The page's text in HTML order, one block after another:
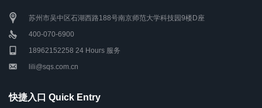
苏州市吴中区石湖西路188号南京师范大学科技园9楼D座
400-070-6900
18962152258 24 Hours 服务
lili@sqs.com.cn
快捷入口 Quick Entry